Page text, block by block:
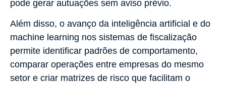
pode gerar autuações sem aviso prévio.
Além disso, o avanço da inteligência artificial e do
machine learning nos sistemas de fiscalização
permite identificar padrões de comportamento,
comparar operações entre empresas do mesmo
setor e criar matrizes de risco que facilitam o